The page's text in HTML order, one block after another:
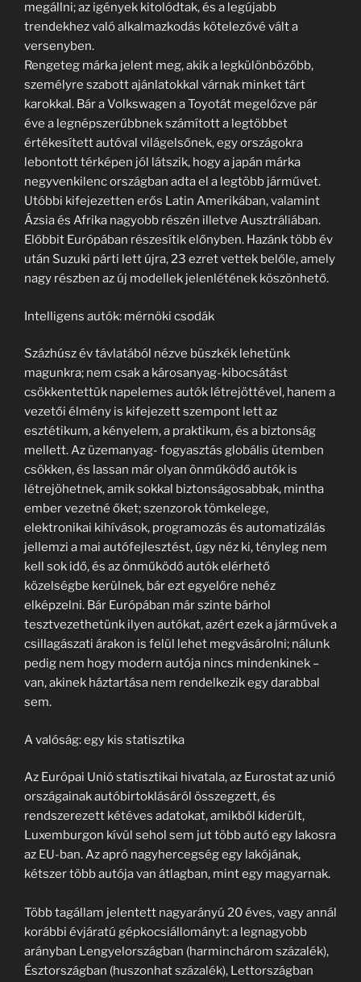
megállni; az igények kitolódtak, és a legújabb
trendekhez való alkalmazkodás kötelezővé vált a
versenyben.
Rengeteg márka jelent meg, akik a legkülönbözőbb,
személyre szabott ajánlatokkal várnak minket tárt
karokkal. Bár a Volkswagen a Toyotát megelőzve pár
éve a legnépszerűbbnek számított a legtöbbet
értékesített autóval világelsőnek, egy országokra
lebontott térképen jól látszik, hogy a japán márka
negyvenkilenc országban adta el a legtöbb járművet.
Utóbbi kifejezetten erős Latin Amerikában, valamint
Ázsia és Afrika nagyobb részén illetve Ausztráliában.
Előbbit Európában részesítik előnyben. Hazánk több év
után Suzuki párti lett újra, 23 ezret vettek belőle, amely
nagy részben az új modellek jelenlétének köszönhető.
Intelligens autók: mérnöki csodák
Százhúsz év távlatából nézve büszkék lehetünk
magunkra; nem csak a károsanyag-kibocsátást
csökkentettük napelemes autók létrejöttével, hanem a
vezetői élmény is kifejezett szempont lett az
esztétikum, a kényelem, a praktikum, és a biztonság
mellett. Az üzemanyag- fogyasztás globális ütemben
csökken, és lassan már olyan önműködő autók is
létrejöhetnek, amik sokkal biztonságosabbak, mintha
ember vezetné őket; szenzorok tömkelege,
elektronikai kihívások, programozás és automatizálás
jellemzi a mai autófejlesztést, úgy néz ki, tényleg nem
kell sok idő, és az önműködő autók elérhető
közelségbe kerülnek, bár ezt egyelőre nehéz
elképzelni. Bár Európában már szinte bárhol
tesztvezethetünk ilyen autókat, azért ezek a járművek a
csillagászati árakon is felül lehet megvásárolni; nálunk
pedig nem hogy modern autója nincs mindenkinek –
van, akinek háztartása nem rendelkezik egy darabbal
sem.
A valóság: egy kis statisztika
Az Európai Unió statisztikai hivatala, az Eurostat az unió
országainak autóbirtoklásáról összegzett, és
rendszerezett kétéves adatokat, amikből kiderült,
Luxemburgon kívül sehol sem jut több autó egy lakosra
az EU-ban. Az apró nagyhercegség egy lakójának,
kétszer több autója van átlagban, mint egy magyarnak.
Több tagállam jelentett nagyarányú 20 éves, vagy annál
korábbi évjáratú gépkocsiállományt: a legnagyobb
arányban Lengyelországban (harminchárom százalék),
Észtországban (huszonhat százalék), Lettországban